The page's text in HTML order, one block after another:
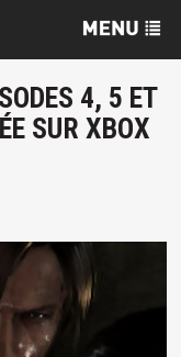
4, 5 ET
SUR XBOX